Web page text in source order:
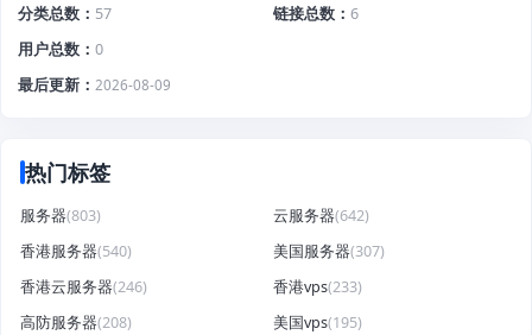
分类总数
57 链接总数
6
用户总数
0
最后更新
2026-08-09
热门标签
服务器(803) 云服务器(642)
香港服务器(540) 美国服务器(307)
香港云服务器(246) 香港vps(233)
高防服务器(208) 美国vps(195)